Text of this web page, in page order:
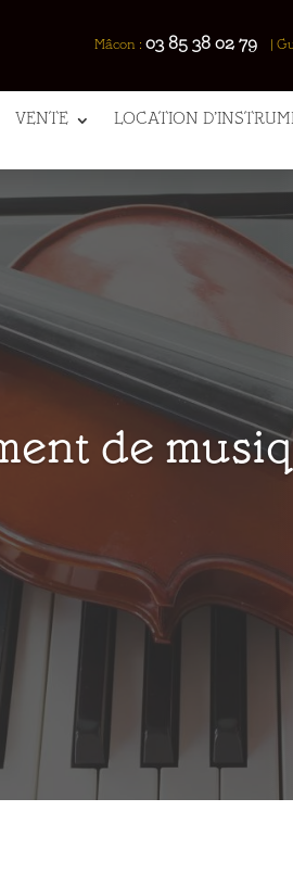
Mâcon : 03 85 38 02 79|
VENTE
LOCATION
de